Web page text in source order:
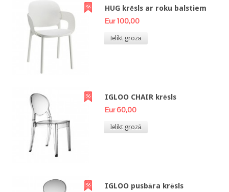
HUG krēsls ar roku balstiem
Eur 100,00
Ielikt grozā
IGLOO CHAIR krēsls
Eur 60,00
Ielikt grozā
IGLOO pusbāra krēsls